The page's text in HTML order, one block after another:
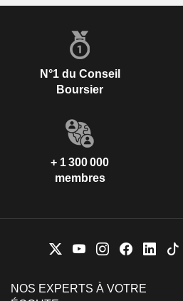
N°1 du Conseil
Boursier
+ 1 300 000
membres
NOS EXPERTS À VOTRE